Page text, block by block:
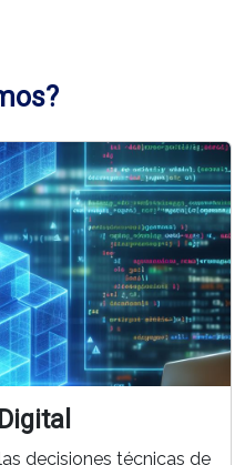
decisiones técnicas de